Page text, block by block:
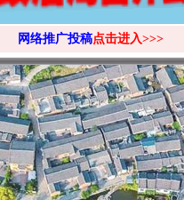
网络推广投稿点击进入>>>